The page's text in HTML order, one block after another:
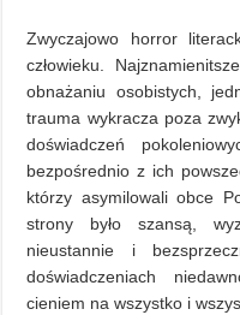
Zwyczajowo horror
człowieku.
obnażaniu osobistych,
trauma wykracza poza
doświadczeń
bezpośrednio z ich
którzy asymilowali obce
strony było szansą,
nieustannie i
doświadczeniach
cieniem na wszystko i